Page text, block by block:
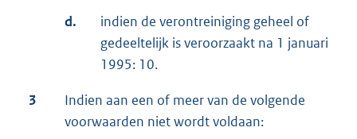
d.
indien de verontreiniging geheel of
gedeeltelijk is veroorzaakt na 1 januari
1995: 10.
3
Indien aan een of meer van de volgende
voorwaarden niet wordt voldaan: